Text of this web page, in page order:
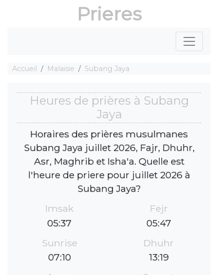
Prieres
Accueil Malaisie Subang Jaya
Heures de prières à Subang
Jaya
Horaires des prières musulmanes
Subang Jaya juillet 2026, Fajr, Dhuhr,
Asr, Maghrib et Isha'a. Quelle est
l'heure de priere pour juillet 2026 à
Subang Jaya?
Imsak
05:37
Fejr
05:47
Sunrise
07:10
Dhuhr
13:19